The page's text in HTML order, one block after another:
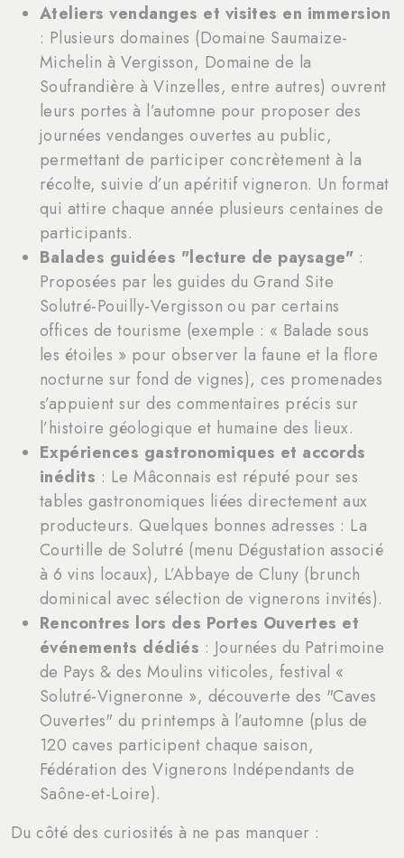
Ateliers vendanges et visites en immersion
: Plusieurs domaines (Domaine Saumaize-
Michelin à Vergisson, Domaine de la
Soufrandière à Vinzelles, entre autres) ouvrent
leurs portes à l’automne pour proposer des
journées vendanges ouvertes au public,
permettant de participer concrètement à la
récolte, suivie d’un apéritif vigneron. Un format
qui attire chaque année plusieurs centaines de
participants.
Balades guidées "lecture de paysage" :
Proposées par les guides du Grand Site
Solutré-Pouilly-Vergisson ou par certains
offices de tourisme (exemple : « Balade sous
les étoiles » pour observer la faune et la flore
nocturne sur fond de vignes), ces promenades
s’appuient sur des commentaires précis sur
l’histoire géologique et humaine des lieux.
Expériences gastronomiques et accords
inédits : Le Mâconnais est réputé pour ses
tables gastronomiques liées directement aux
producteurs. Quelques bonnes adresses : La
Courtille de Solutré (menu Dégustation associé
à 6 vins locaux), L’Abbaye de Cluny (brunch
dominical avec sélection de vignerons invités).
Rencontres lors des Portes Ouvertes et
événements dédiés : Journées du Patrimoine
de Pays & des Moulins viticoles, festival «
Solutré-Vigneronne », découverte des "Caves
Ouvertes" du printemps à l’automne (plus de
120 caves participent chaque saison,
Fédération des Vignerons Indépendants de
Saône-et-Loire).
Du côté des curiosités à ne pas manquer :